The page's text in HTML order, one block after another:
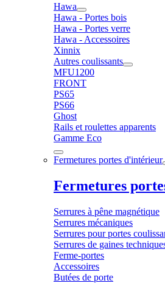
Hawa
Hawa - Portes bois
Hawa - Portes verre
Hawa - Accessoires
Xinnix
Autres coulissants
MFU1200
FRONT
PS65
PS66
Ghost
Rails et roulettes apparents
Gamme Eco
Fermetures portes d'intérieur
Fermetures
Serrures à pêne magnétique
Serrures mécaniques
Serrures pour portes
Serrures de gaines
Ferme-portes
Accessoires
Butées de porte